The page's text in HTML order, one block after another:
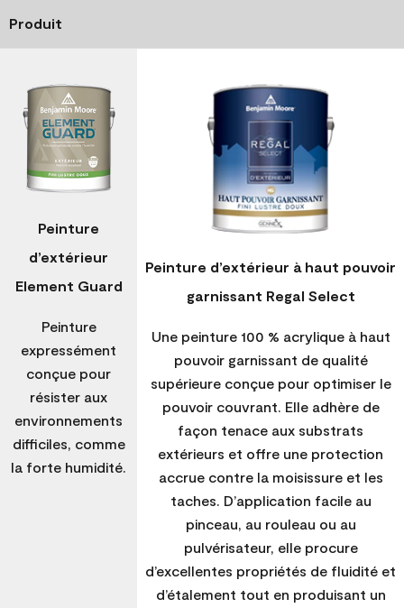
Produit
Peinture
d’extérieur
Element Guard
Peinture
expressément
conçue pour
résister aux
environnements
difficiles, comme
la forte humidité.
Peinture d’extérieur à haut pouvoir
garnissant Regal Select
Une peinture 100 % acrylique à haut
pouvoir garnissant de qualité
supérieure conçue pour optimiser le
pouvoir couvrant. Elle adhère de
façon tenace aux substrats
extérieurs et offre une protection
accrue contre la moisissure et les
taches. D’application facile au
pinceau, au rouleau ou au
pulvérisateur, elle procure
d’excellentes propriétés de fluidité et
d’étalement tout en produisant un